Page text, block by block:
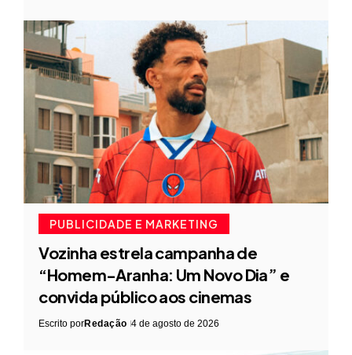
PUBLICIDADE E MARKETING
Vozinha estrela campanha de
“Homem-Aranha: Um Novo Dia” e
convida público aos cinemas
Escrito porRedação 4 de agosto de 2026